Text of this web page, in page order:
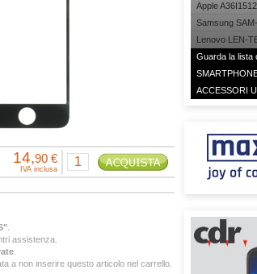
14,90 €
IVA inclusa
.
assistenza.
.
a non inserire questo articolo nel carrello.
Apple
Samsung
Lenovo LEN-
Guarda la lista
ACCESSORI